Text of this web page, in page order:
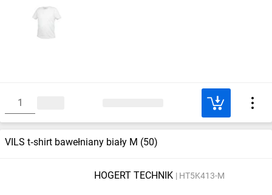
VILS t‑shirt bawełniany biały M (50)
HOGERT TECHNIK HT5K413-M